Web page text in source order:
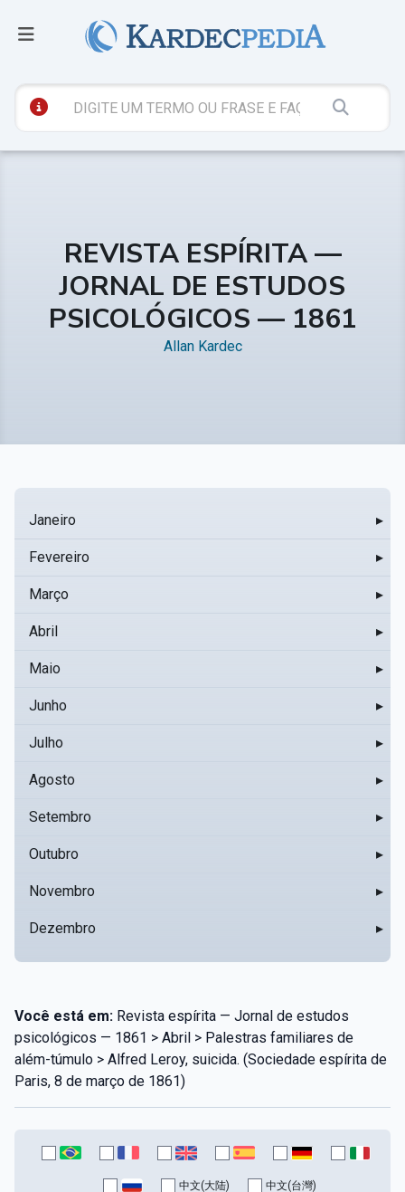
REVISTA ESPÍRITA —
JORNAL DE ESTUDOS
PSICOLÓGICOS — 1861
Allan Kardec
Janeiro ▸
Fevereiro ▸
Março ▸
Abril ▸
Maio ▸
Junho ▸
Julho ▸
Agosto ▸
Setembro ▸
Outubro ▸
Novembro ▸
Dezembro ▸
Você está em: Revista espírita — Jornal de estudos
psicológicos — 1861 > Abril > Palestras familiares de
além-túmulo > Alfred Leroy, suicida. (Sociedade espírita de
Paris, 8 de março de 1861)
中文(大陆) 中文(台灣)